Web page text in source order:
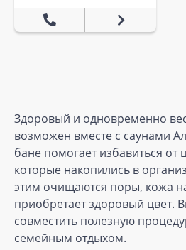
Здоровый и одновременно
возможен вместе с саунами
бане помогает избавиться от
которые накопились в
этим очищаются поры, кожа
приобретает здоровый цвет.
совместить полезную
семейным отдыхом.